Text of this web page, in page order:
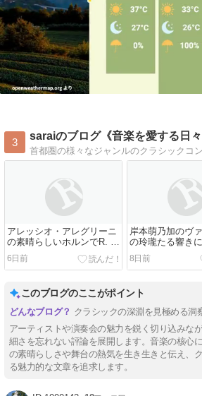
3
saraiのブログ《音楽を愛する日々
アレッシオ・アレグリーニ
の素晴らしいホルンでR. シ
ュトラウスのホルン協奏曲
第2番の圧巻の演奏 下野竜
也指揮NHK交響楽団はアン
ウスⅡ世のポルカ「狩り」
を精彩あふれる見事な演奏
＠ミューザ川崎シンフォニ
ーホール 2026.8.3
6日前
岸本萌乃加のヴ
の玲瓏たる響きに
て・・・ほのカ
ューベルトの弦
第14番 《死と乙
ーホール ブルー
ホール） 2026.8.1
8日前
このブログのここがポイント
クラシックの深淵を見極める洞
アーティストや演奏会の魅力を鋭く切り込みな
細さを忘れない評論を展開します。音楽の核心
の素晴らしさや舞台の熱気を生き生きと伝え、
る魅力的な文章を追求します。